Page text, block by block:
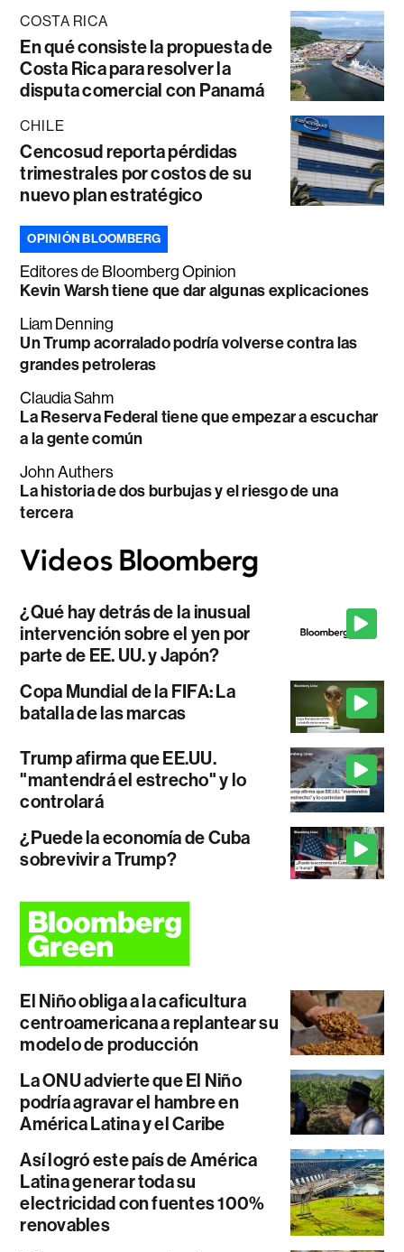
COSTA RICA
En qué consiste la propuesta de
Costa Rica para resolver la
disputa comercial con Panamá
CHILE
Cencosud reporta pérdidas
trimestrales por costos de su
nuevo plan estratégico
OPINIÓN BLOOMBERG
Editores de Bloomberg Opinion
Kevin Warsh tiene que dar algunas explicaciones
Liam Denning
Un Trump acorralado podría volverse contra las
grandes petroleras
Claudia Sahm
La Reserva Federal tiene que empezar a escuchar
a la gente común
John Authers
La historia de dos burbujas y el riesgo de una
tercera
¿Qué hay detrás de la inusual
intervención sobre el yen por
parte de EE. UU. y Japón?
Copa Mundial de la FIFA: La
batalla de las marcas
Trump afirma que EE.UU.
"mantendrá el estrecho" y lo
controlará
¿Puede la economía de Cuba
sobrevivir a Trump?
El Niño obliga a la caficultura
centroamericana a replantear su
modelo de producción
La ONU advierte que El Niño
podría agravar el hambre en
América Latina y el Caribe
Así logró este país de América
Latina generar toda su
electricidad con fuentes 100%
renovables